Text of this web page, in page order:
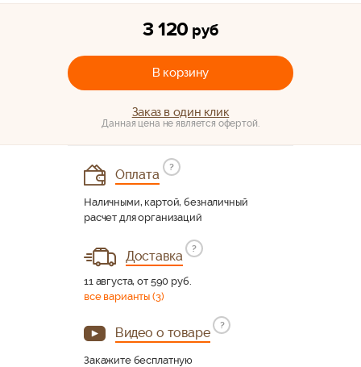
3 120 руб
В корзину
Заказ в один клик
Данная цена не является офертой.
Оплата
?
Наличными, картой, безналичный
расчет для организаций
Доставка
?
11 августа, от 590 руб.
все варианты (3)
Видео о товаре
?
Закажите бесплатную